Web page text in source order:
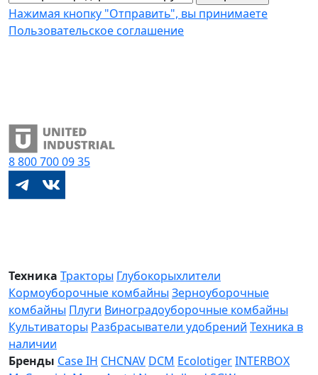
Нажимая кнопку "Отправить", вы принимаете
Пользовательское соглашение
8 800700 09 35
Техника Тракторы Глубокорыхлители
Кормоуборочные комбайны Зерноуборочные
комбайны Плуги Виноградоуборочные комбайны
Культиваторы Разбрасыватели удобрений Техника в
наличии
Бренды Case IH CHCNAV DCM EcolotigerINTERBOX